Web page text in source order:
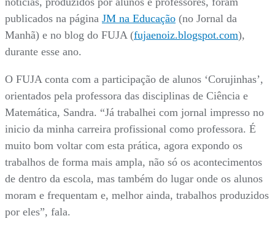
publicados na página JM na Educação (no Jornal da
Manhã) e no blog do FUJA (fujaenoiz.blogspot.com),
durante esse ano.
O FUJA conta com a participação de alunos ‘Corujinhas’,
orientados pela professora das disciplinas de Ciência e
Matemática, Sandra. “Já trabalhei com jornal impresso no
inicio da minha carreira profissional como professora. É
muito bom voltar com esta prática, agora expondo os
trabalhos de forma mais ampla, não só os acontecimentos
de dentro da escola, mas também do lugar onde os alunos
moram e frequentam e, melhor ainda, trabalhos produzidos
por eles”, fala.